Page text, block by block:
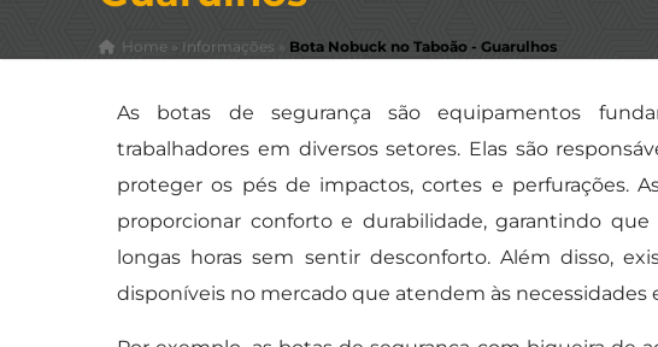
Home » Informações » Bota Nobuck no Taboão - Guarulhos
As botas de segurança são equipamentos
trabalhadores em diversos setores. Elas são
proteger os pés de impactos, cortes e perfurações.
proporcionar conforto e durabilidade, garantindo
longas horas sem sentir desconforto. Além disso,
disponíveis no mercado que atendem às necessidades